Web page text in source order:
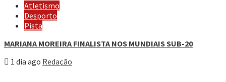
Atletismo
Desporto
Pista
MARIANA MOREIRA FINALISTA NOS MUNDIAIS SUB-20
1 dia ago Redação